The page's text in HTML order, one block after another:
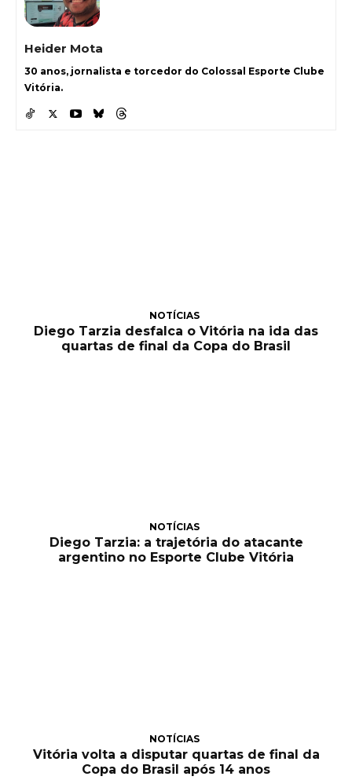
Heider Mota
30 anos, jornalista e torcedor do Colossal Esporte Clube
Vitória.
NOTÍCIAS
Diego Tarzia desfalca o Vitória na ida das
quartas de final da Copa do Brasil
NOTÍCIAS
Diego Tarzia: a trajetória do atacante
argentino no Esporte Clube Vitória
NOTÍCIAS
Vitória volta a disputar quartas de final da
Copa do Brasil após 14 anos